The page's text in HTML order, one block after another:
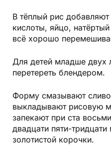
В тёплый рис добавляют
кислоты, яйцо,
всё хорошо
Для детей младше двух
перетереть блендером.
Форму смазывают
выкладывают рисовую
запекают при ста
двадцати пяти-
золотистой корочки.